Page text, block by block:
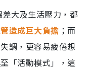
大及生活壓力，都
造成巨大負擔 ；而
調，更容易疲倦想
「活動模式」，這